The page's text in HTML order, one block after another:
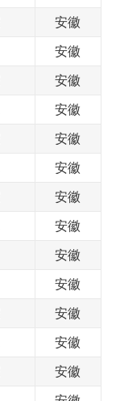
安徽
安徽
安徽
安徽
安徽
安徽
安徽
安徽
安徽
安徽
安徽
安徽
安徽